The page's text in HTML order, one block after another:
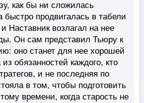
как бы ни сложилась
быстро продвигалась в табели
Наставник возлагал на нее
Он сам представил Тьюру к
оно станет для нее хорошей
обязанностей каждого, кто
и не последняя по
в том, чтобы подготовить
времени, когда старость не